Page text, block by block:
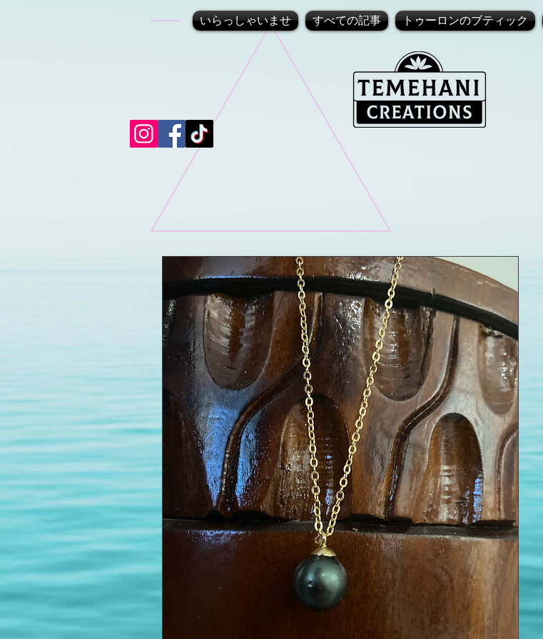
いらっしゃいませ すべての記事 トゥーロンのブティック